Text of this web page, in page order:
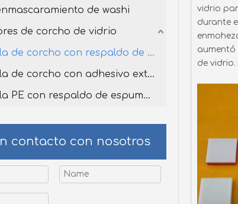
de washi
de corcho de vidrio
Almohadilla de corcho con respaldo de espuma de PVC
Almohadilla de corcho con adhesivo extraíble
Almohadilla PE con respaldo de espuma de PVC
contacto con nosotros
vidrio
durante
de vidrio.